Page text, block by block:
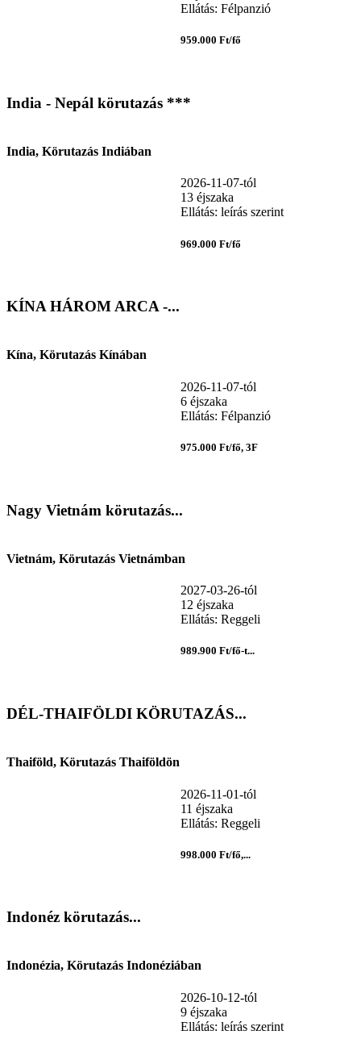
Ellátás: Félpanzió
959.000 Ft/fő
India - Nepál körutazás ***
India, Körutazás Indiában
2026-11-07-tól
13 éjszaka
Ellátás: leírás szerint
969.000 Ft/fő
KÍNA HÁROM ARCA -...
Kína, Körutazás Kínában
2026-11-07-tól
6 éjszaka
Ellátás: Félpanzió
975.000 Ft/fő, 3F
Nagy Vietnám körutazás...
Vietnám, Körutazás Vietnámban
2027-03-26-tól
12 éjszaka
Ellátás: Reggeli
989.900 Ft/fő-t...
DÉL-THAIFÖLDI KÖRUTAZÁS...
Thaiföld, Körutazás Thaiföldön
2026-11-01-tól
11 éjszaka
Ellátás: Reggeli
998.000 Ft/fő,...
Indonéz körutazás...
Indonézia, Körutazás Indonéziában
2026-10-12-tól
9 éjszaka
Ellátás: leírás szerint